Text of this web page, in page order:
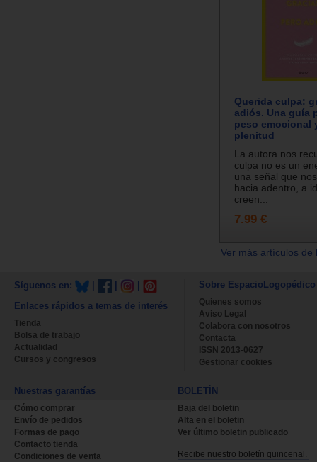
Querida culpa:
adiós. Una guía
peso emocional
plenitud
La autora nos
culpa no es un
una señal que
hacia adentro, a
creen...
7.99 €
Ver más artículos
Síguenos en:
Enlaces rápidos a temas de interés
Tienda
Bolsa de trabajo
Actualidad
Cursos y congresos
Sobre EspacioLogopédico
Quienes somos
Aviso Legal
Colabora con nosotros
Contacta
ISSN 2013-0627
Gestionar cookies
Nuestras garantías
Cómo comprar
Envío de pedidos
Formas de pago
Contacto tienda
Condiciones de venta
BOLETÍN
Baja del boletin
Alta en el boletin
Ver último boletin publicado
Recibe nuestro boletín quincenal.